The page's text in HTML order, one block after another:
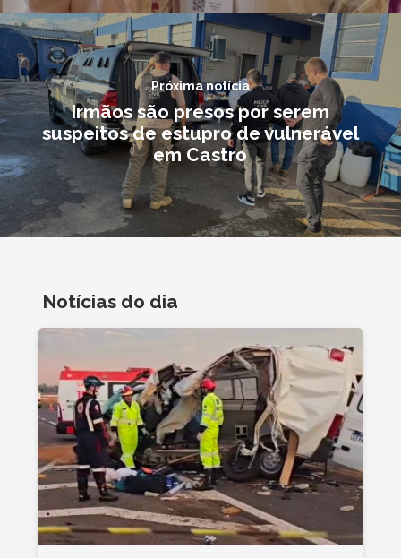
Próxima notícia
Irmãos são presos por serem
suspeitos de estupro de vulnerável
em Castro
Notícias do dia